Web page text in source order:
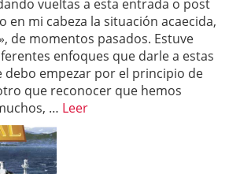
vueltas a esta entrada o post
en mi cabeza la situación acaecida,
de momentos pasados. Estuve
enfoques que darle a estas
debo empezar por el principio de
que reconocer que hemos
… Leer